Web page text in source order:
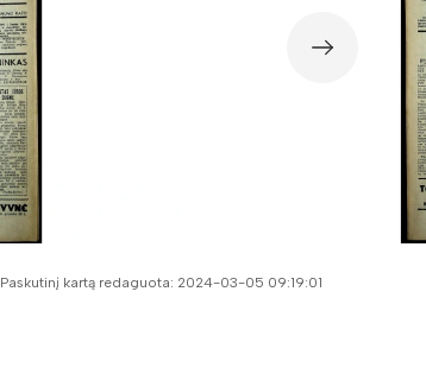
Paskutinį kartą redaguota: 2024-03-05 09:19:01